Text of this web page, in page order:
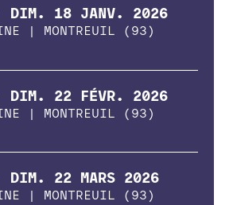
AU
DIM. 18 JANV. 2026
| MONTREUIL (93)
AU
DIM. 22 FÉVR. 2026
| MONTREUIL (93)
AU
DIM. 22 MARS 2026
| MONTREUIL (93)